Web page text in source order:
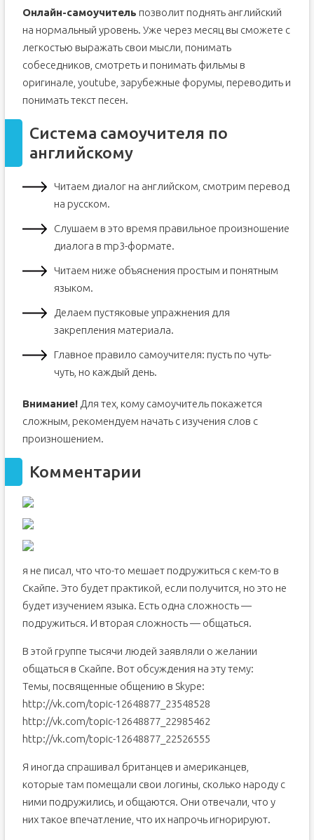
Онлайн-самоучитель позволит поднять английский
на нормальный уровень. Уже через месяц вы сможете с
легкостью выражать свои мысли, понимать
собеседников, смотреть и понимать фильмы в
оригинале, youtube, зарубежные форумы, переводить и
понимать текст песен.
Система самоучителя по
английскому
Читаем диалог на английском, смотрим перевод
на русском.
Слушаем в это время правильное произношение
диалога в mp3-формате.
Читаем ниже объяснения простым и понятным
языком.
Делаем пустяковые упражнения для
закрепления материала.
Главное правило самоучителя: пусть по чуть-
чуть, но каждый день.
Внимание!Для тех, кому самоучитель покажется
сложным, рекомендуем начать с изучения слов с
произношением.
Комментарии
я не писал, что что-то мешает подружиться с кем-то в
Скайпе. Это будет практикой, если получится, но это не
будет изучением языка. Есть одна сложность —
подружиться. И вторая сложность — общаться.
В этой группе тысячи людей заявляли о желании
общаться в Скайпе. Вот обсуждения на эту тему:
Темы, посвященные общению в Skype:
http://vk.com/topic-12648877_23548528
http://vk.com/topic-12648877_22985462
http://vk.com/topic-12648877_22526555
Я иногда спрашивал британцев и американцев,
которые там помещали свои логины, сколько народу с
ними подружились, и общаются. Они отвечали, что у
них такое впечатление, что их напрочь игнорируют.